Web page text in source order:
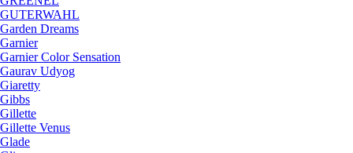
GUTERWAHL
Garden Dreams
Garnier
Garnier Color Sensation
Gaurav Udyog
Giaretty
Gibbs
Gillette
Gillette Venus
Glade